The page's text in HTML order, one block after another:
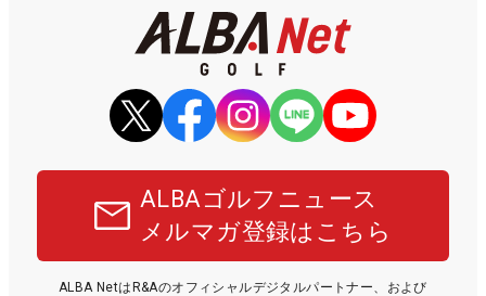
ALBAゴルフニュース
メルマガ登録はこちら
ALBA NetはR&Aのオフィシャルデジタルパートナー、および